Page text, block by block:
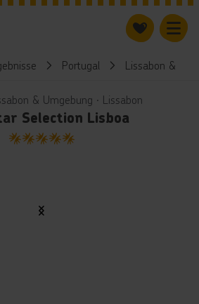
Portugal Lissabon &
& Umgebung ∙ Lissabon
Selection Lisboa
5